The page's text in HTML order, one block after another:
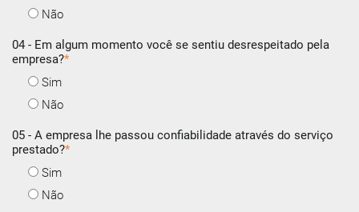
Não
04 - Em algum momento você se sentiu desrespeitado pela
empresa?*
Sim
Não
05 - A empresa lhe passou confiabilidade através do serviço
prestado?*
Sim
Não